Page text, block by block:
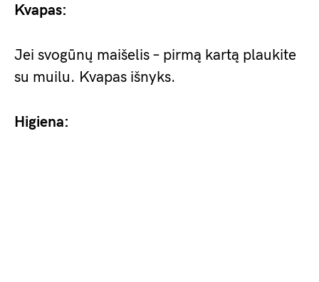
Kvapas:
Jei svogūnų maišelis – pirmą kartą plaukite
su muilu. Kvapas išnyks.
Higiena: